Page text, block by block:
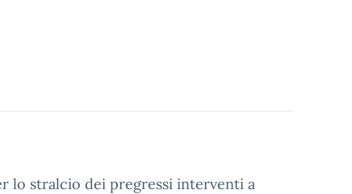
lo stralcio dei pregressi interventi a